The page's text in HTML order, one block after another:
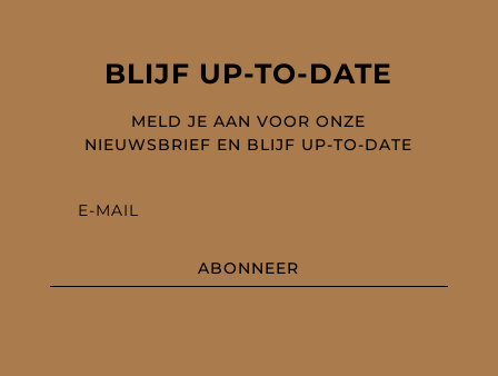
BLIJF UP-TO-DATE
MELD JE AAN VOOR ONZE
NIEUWSBRIEF EN BLIJF UP-TO-DATE
ABONNEER